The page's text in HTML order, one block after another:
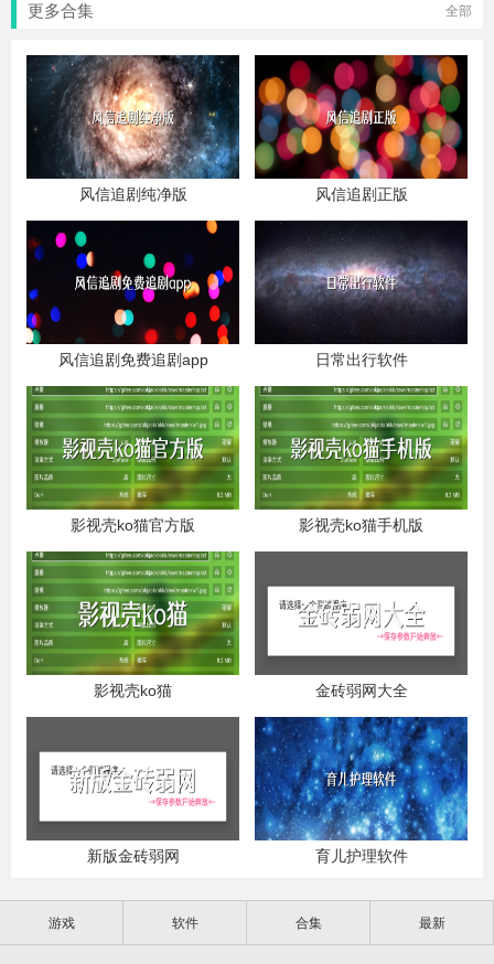
更多合集 全部
风信追剧纯净版 风信追剧正版
风信追剧免费追剧app 日常出行软件
影视壳ko猫官方版 影视壳ko猫手机版
影视壳ko猫 金砖弱网大全
新版金砖弱网 育儿护理软件
游戏 软件 合集 最新